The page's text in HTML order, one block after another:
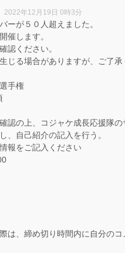
2022年12月19日 0時3分
ーが５０人超えました。
催します。
認ください。
じる場合がありますが、ご了承
手権
認の上、コジャケ成長応援隊の
、自己紹介の記入を行う。
報をご記入ください
は、締め切り時間内に自分の